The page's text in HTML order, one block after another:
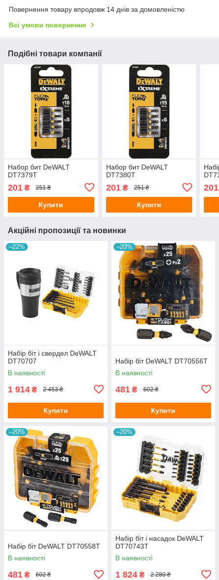
Повернення товару впродовж 14 днів за домовленістю
Всі умови повернення
Подібні товари компанії
Набор бит DeWALT
DT7379T
201 ₴ 251 ₴
Купити
Набор бит DeWALT
DT7380T
201₴ 251 ₴
Купити
201
Акційні пропозиції та новинки
–22%
Набір біт і свердел DeWALT
DT70707
В наявності
1 914 ₴ 2 453 ₴
Купити
–20%
Набір біт DeWALT DT70556T
В наявності
481 ₴ 602 ₴
Купити
–20%
Набір біт DeWALT DT70558T
В наявності
481 ₴ 602 ₴
–20%
Набір біт і насадок DeWALT
DT70743T
В наявності
1 824 ₴ 2 280 ₴